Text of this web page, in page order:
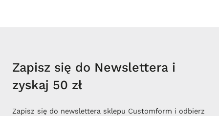
Zapisz się do Newslettera i
zyskaj 50 zł
Zapisz się do newslettera sklepu Customform i odbierz